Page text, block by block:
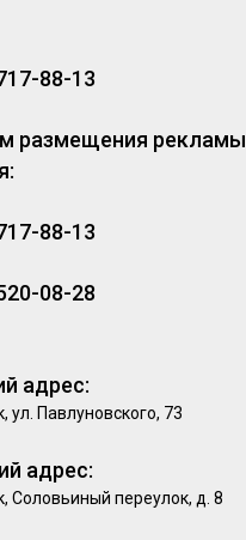
88-13
размещения рекламы
88-13
08-28
адрес:
ул. Павлуновского, 73
адрес:
Соловьиный переулок, д. 8